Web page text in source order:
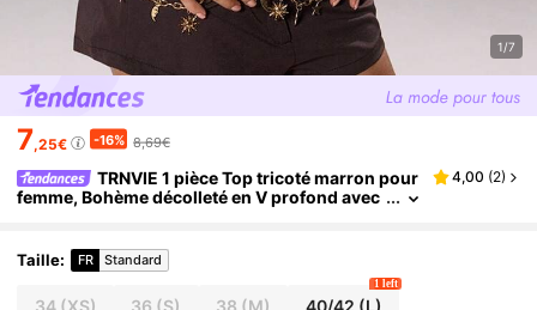
1/7
7,25€ -16% 8,69€
TRNVIE 1 pièce Top tricoté marron pour
femme, Bohème décolleté en V profond avec
4,00 (2)
Taille: FR Standard
34(XS) 36 (S) 38 (M) 40/42 (L)
1 left